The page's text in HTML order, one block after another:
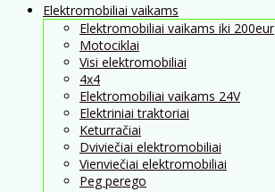
Elektromobiliai vaikams
Elektromobiliai vaikams iki 200eur
Motociklai
Visi elektromobiliai
4x4
Elektromobiliai vaikams 24V
Elektriniai traktoriai
Keturračiai
Dviviečiai elektromobiliai
Vienviečiai elektromobiliai
Peg perego